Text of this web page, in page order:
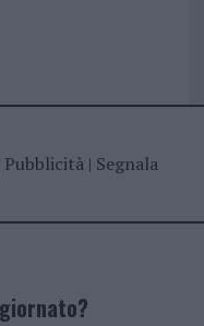
Pubblicità| Segnala